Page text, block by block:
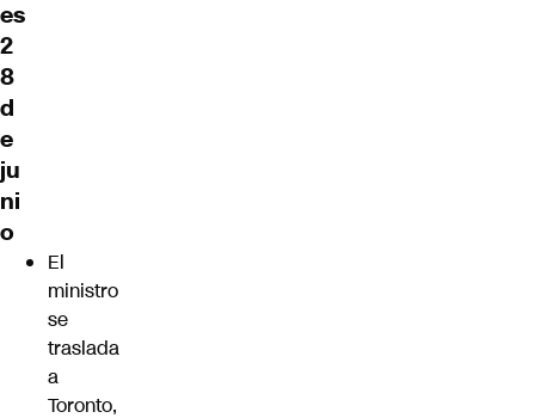
es
2
8
d
e
ju
ni
o
El
ministro
se
traslada
a
Toronto,